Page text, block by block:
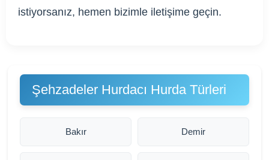
istiyorsanız, hemen bizimle iletişime geçin.
Şehzadeler Hurdacı Hurda Türleri
Bakır Demir